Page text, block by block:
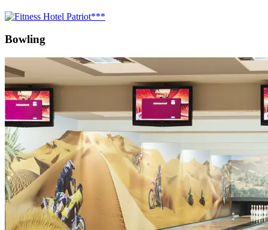
Bowling